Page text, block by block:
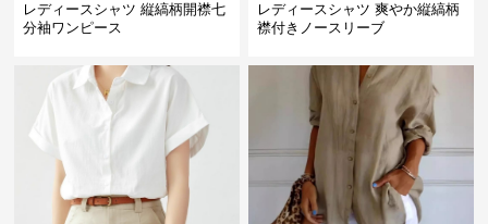
レディースシャツ 縦縞柄開襟七
分袖ワンピース
レディースシャツ 爽やか縦縞柄
襟付きノースリーブ